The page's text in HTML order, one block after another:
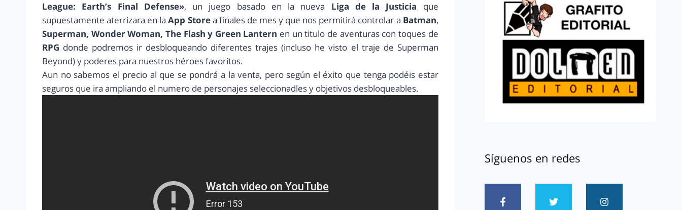
League: Earth’s Final Defense», un juego basado en la nueva Liga de la Justicia que
supuestamente aterrizara en laApp Storea finales de mes y que nos permitirá controlar a Batman,
Superman, Wonder Woman, The Flash y Green Lantern en un titulo de aventuras con toques de
RPG donde podremos ir desbloqueando diferentes trajes (incluso he visto el traje de Superman
Beyond) y poderes para nuestros héroes favoritos.
Aun no sabemos el precio al que se pondrá a la venta, pero según el éxito que tenga podéis estar
seguros que ira ampliando el numero de personajes seleccionadles y objetivos desbloqueables.
Síguenos en redes